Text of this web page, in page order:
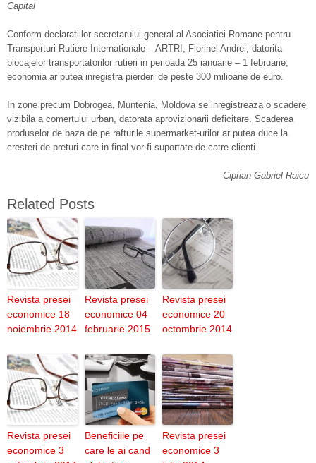
Capital
Conform declaratiilor secretarului general al Asociatiei Romane pentru
Transporturi Rutiere Internationale – ARTRI, Florinel Andrei, datorita
blocajelor transportatorilor rutieri in perioada 25 ianuarie – 1 februarie,
economia ar putea inregistra pierderi de peste 300 milioane de euro.
In zone precum Dobrogea, Muntenia, Moldova se inregistreaza o scadere
vizibila a comertului urban, datorata aprovizionarii deficitare. Scaderea
produselor de baza de pe rafturile supermarket-urilor ar putea duce la
cresteri de preturi care in final vor fi suportate de catre clienti.
Ciprian Gabriel Raicu
Related Posts
Revista presei
economice 18
noiembrie 2014
Revista presei
economice 04
februarie 2015
Revista presei
economice 20
octombrie 2014
Revista presei
economice 3
Beneficiile pe
care le ai cand
Revista presei
economice 3